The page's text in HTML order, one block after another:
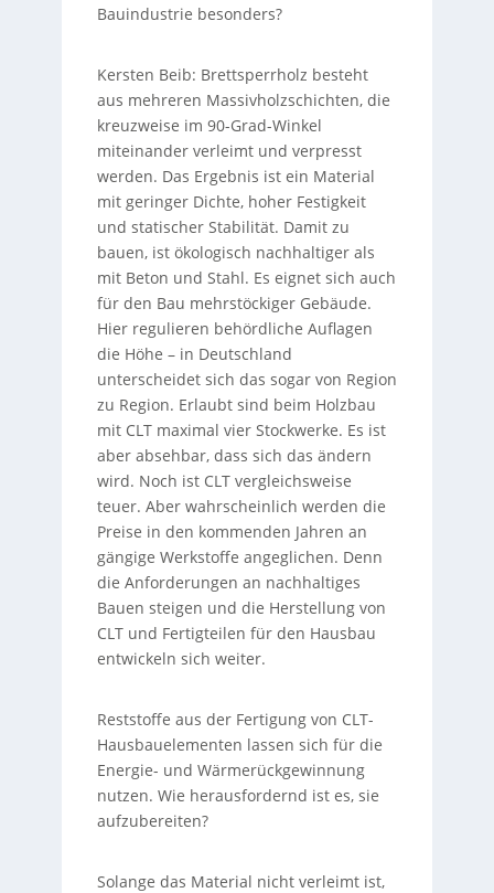
Bauindustrie besonders?
Kersten Beib: Brettsperrholz besteht
aus mehreren Massivholzschichten, die
kreuzweise im 90-Grad-Winkel
miteinander verleimt und verpresst
werden. Das Ergebnis ist ein Material
mit geringer Dichte, hoher Festigkeit
und statischer Stabilität. Damit zu
bauen, ist ökologisch nachhaltiger als
mit Beton und Stahl. Es eignet sich auch
für den Bau mehrstöckiger Gebäude.
Hier regulieren behördliche Auflagen
die Höhe – in Deutschland
unterscheidet sich das sogar von Region
zu Region. Erlaubt sind beim Holzbau
mit CLT maximal vier Stockwerke. Es ist
aber absehbar, dass sich das ändern
wird. Noch ist CLT vergleichsweise
teuer. Aber wahrscheinlich werden die
Preise in den kommenden Jahren an
gängige Werkstoffe angeglichen. Denn
die Anforderungen an nachhaltiges
Bauen steigen und die Herstellung von
CLT und Fertigteilen für den Hausbau
entwickeln sich weiter.
Reststoffe aus der Fertigung von CLT-
Hausbauelementen lassen sich für die
Energie- und Wärmerückgewinnung
nutzen. Wie herausfordernd ist es, sie
aufzubereiten?
Solange das Material nicht verleimt ist,